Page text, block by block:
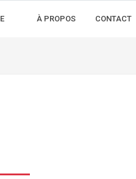
À PROPOS CONTACT